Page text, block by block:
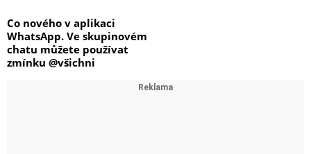
Co nového v aplikaci
WhatsApp. Ve skupinovém
chatu můžete používat
zmínku @všichni